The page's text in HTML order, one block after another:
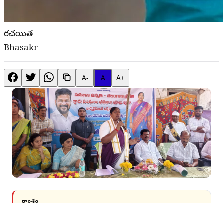
రచయిత
Bhasakr
A- A A+
సారాంశం